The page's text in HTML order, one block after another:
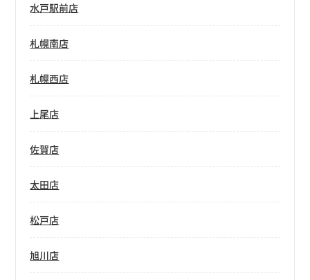
水戸駅前店
札幌南店
札幌西店
上尾店
佐賀店
太田店
松戸店
旭川店